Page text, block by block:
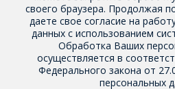
своего браузера. Продолжая
даете свое согласие на
данных с использованием
Обработка Ваших
осуществляется в
Федерального закона от
персональных